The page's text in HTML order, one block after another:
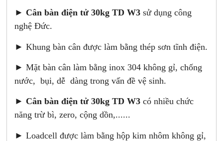
► Cân bàn điện tử 30kg TD W3 sử dụng công
nghệ Đức.
► Khung bàn cân được làm bằng thép sơn tĩnh điện.
► Mặt bàn cân làm bằng inox 304 không gỉ, chống
nước, bụi, dễ dàng trong vấn đề vệ sinh.
► Cân bàn điện tử 30kg TD W3 có nhiều chức
năng trừ bì, zero, cộng dồn,......
► Loadcell được làm bằng hộp kim nhôm không gỉ,